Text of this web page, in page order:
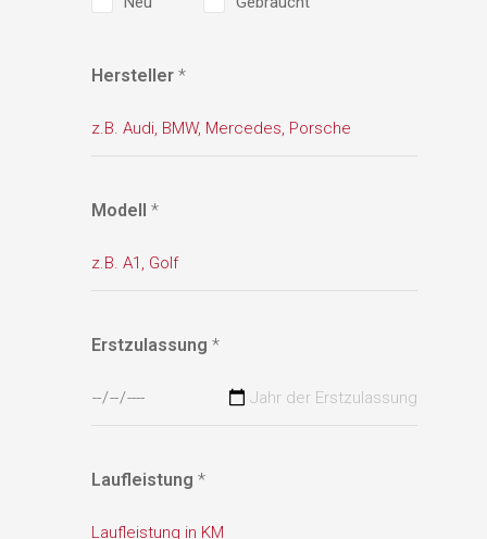
Hersteller *
Modell *
Erstzulassung *
Laufleistung *